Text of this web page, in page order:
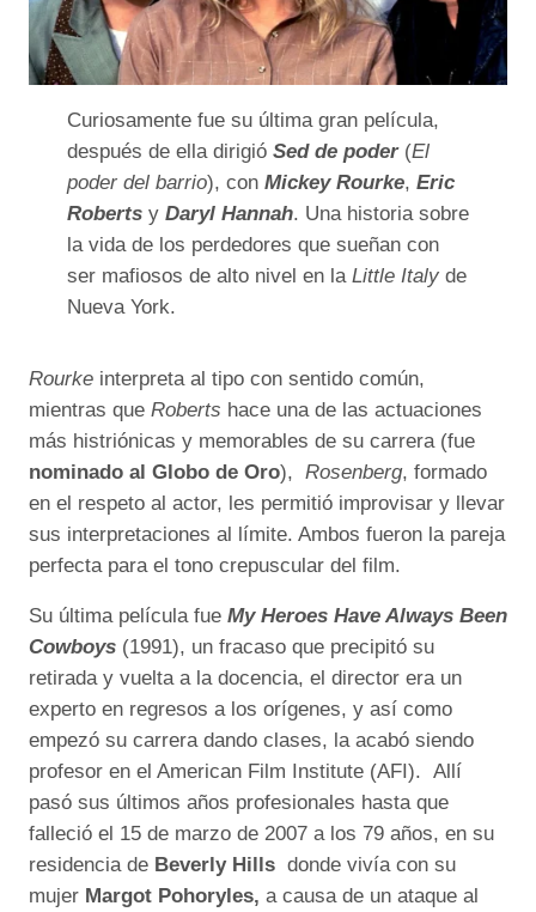
Curiosamente fue su última gran película,
después de ella dirigió Sed de poder(El
poder del barrio), con Mickey Rourke, Eric
Roberts y Daryl Hannah. Una historia sobre
la vida de los perdedores que sueñan con
ser mafiosos de alto nivel en la Little Italy de
Nueva York.
Rourke interpreta al tipo con sentido común,
mientras que Roberts hace una de las actuaciones
más histriónicas y memorables de su carrera (fue
nominado al Globo de Oro), Rosenberg, formado
en el respeto al actor, les permitió improvisar y llevar
sus interpretaciones al límite. Ambos fueron la pareja
perfecta para el tono crepuscular del film.
Su última película fue My Heroes Have Always Been
Cowboys (1991), un fracaso que precipitó su
retirada y vuelta a la docencia, el director era un
experto en regresos a los orígenes, y así como
empezó su carrera dando clases, la acabó siendo
profesor en el American Film Institute (AFI). Allí
pasó sus últimos años profesionales hasta que
falleció el 15 de marzo de 2007 a los 79 años, en su
residencia de Beverly Hills donde vivía con su
mujer Margot Pohoryles, a causa de un ataque al